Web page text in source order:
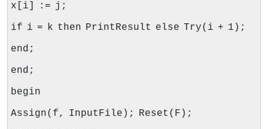
x[i] := j;
if i = k then PrintResult else Try(i + 1);
end;
end;
begin
Assign(f, InputFile); Reset(F);